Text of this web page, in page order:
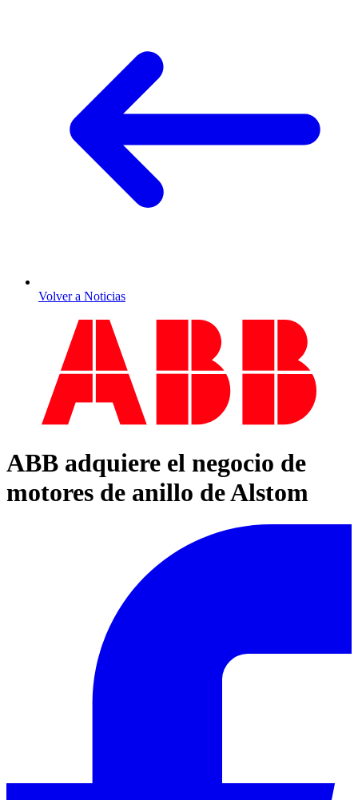
Volver a Noticias
ABB adquiere el negocio de
motores de anillo de Alstom